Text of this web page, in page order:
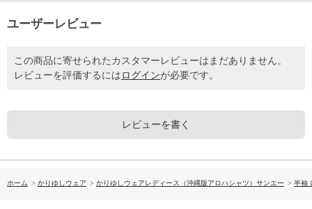
ユーザーレビュー
この商品に寄せられたカスタマーレビューはまだありません。
レビューを評価するには ログインが必要です。
レビューを書く
ホーム > かりゆしウェア > かりゆしウェアレディース（沖縄版アロハシャツ）サンエー > 半袖